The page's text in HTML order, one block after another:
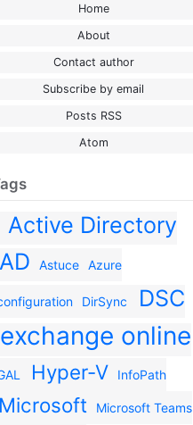
Home
About
Contact author
Subscribe by email
Posts RSS
Atom
Active Directory
AD
Astuce Azure
DirSync DSC
exchange online
Hyper-V InfoPath
Microsoft Microsoft Teams